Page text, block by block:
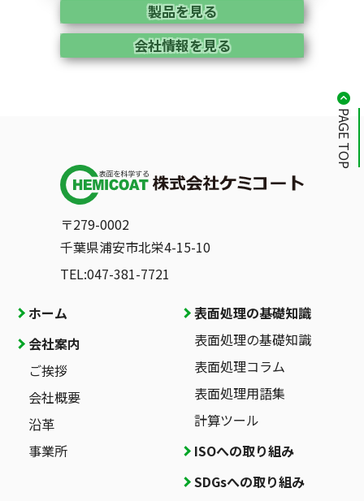
製品を見る
会社情報を見る
〒279-0002
千葉県浦安市北栄4-15-10
TEL:047-381-7721
ホーム
会社案内
ご挨拶
会社概要
沿革
事業所
表面処理の基礎知識
表面処理の基礎知識
表面処理コラム
表面処理用語集
計算ツール
ISOへの取り組み
SDGsへの取り組み
PAGE TOP